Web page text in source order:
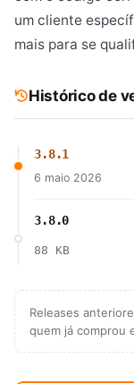
um cliente
mais para se
Histórico de
3.8.1
6 maio 2026
3.8.0
88 KB
Releases
quem já comprou